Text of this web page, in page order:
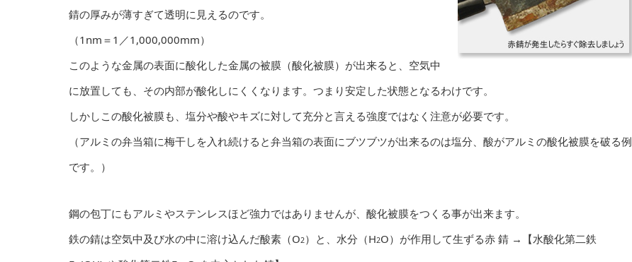
錆の厚みが薄すぎて透明に見えるのです。
（1nm＝1／1,000,000mm）
このような金属の表面に酸化した金属の被膜（酸化被膜）が出来ると、空気中
に放置しても、その内部が酸化しにくくなります。つまり安定した状態となるわけです。
しかしこの酸化被膜も、塩分や酸やキズに対して充分と言える強度ではなく注意が必要です。
（アルミの弁当箱に梅干しを入れ続けると弁当箱の表面にブツブツが出来るのは塩分、酸がアルミの酸化被膜を破る例
です。）
鋼の包丁にもアルミやステンレスほど強力ではありませんが、酸化被膜をつくる事が出来ます。
鉄の錆は空気中及び水の中に溶け込んだ酸素（O2）と、水分（H2O）が作用して生ずる赤 錆 →【水酸化第二鉄